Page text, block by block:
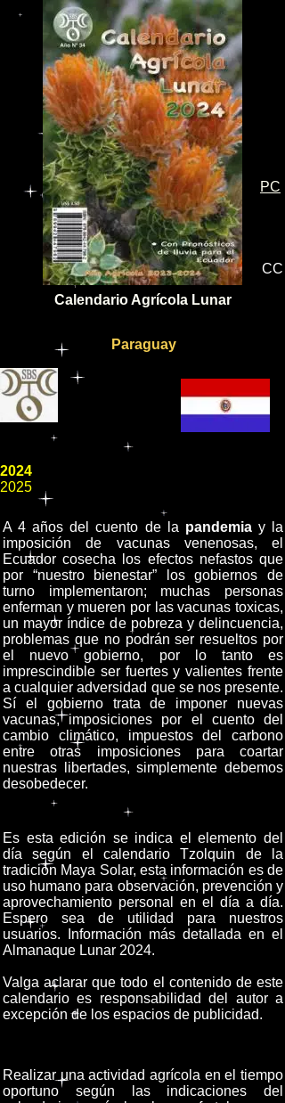
Paraguay
Calendario Agrícola Lunar
2024
2025
PC
CC
A 4 años del cuento de la pandemiay la
imposición de vacunas venenosas, el
Ecuador cosecha los efectos nefastos que
por “nuestro bienestar” los gobiernos de
turno implementaron; muchas personas
enferman y mueren por las vacunas toxicas,
un mayor índice de pobreza y delincuencia,
problemas que no podrán ser resueltos por
el nuevo gobierno, por lo tanto es
imprescindible ser fuertes y valientes frente
a cualquier adversidad que se nos presente.
Sí el gobierno trata de imponer nuevas
vacunas, imposiciones por el cuento del
cambio climático, impuestos del carbono
entre otras imposiciones para coartar
nuestras libertades, simplemente debemos
desobedecer.
Realizar una actividad agrícola en el tiempo
oportuno según las indicaciones del
Es esta edición se indica el elemento del
día según el calendario Tzolquin de la
tradición Maya Solar, esta información es de
uso humano para observación, prevención y
aprovechamiento personal en el día a día.
Espero sea de utilidad para nuestros
usuarios. Información más detallada en el
Almanaque Lunar 2024.
Valga aclarar que todo el contenido de este
calendario es responsabilidad del autor a
excepción de los espacios de publicidad.